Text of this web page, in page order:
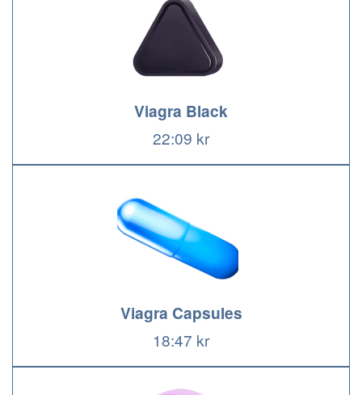
Viagra Black
22:09 kr
Viagra Capsules
18:47 kr